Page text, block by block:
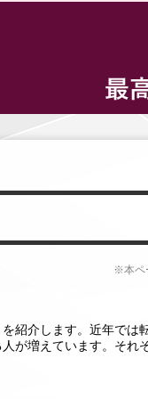
※本ペ
紹介します。近年では
が増えています。それ